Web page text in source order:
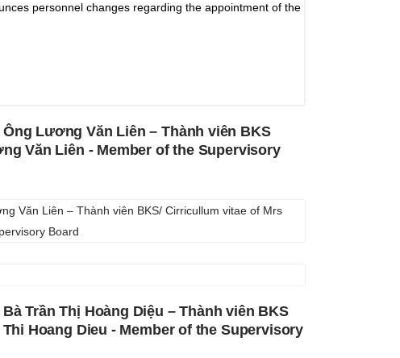
personnel changes regarding the appointment of the
Lương Văn Liên – Thành viên BKS
Văn Liên - Member of the Supervisory
Văn Liên – Thành viên BKS/ Cirricullum vitae of Mrs
Board
Trần Thị Hoàng Diệu – Thành viên BKS
Hoang Dieu - Member of the Supervisory